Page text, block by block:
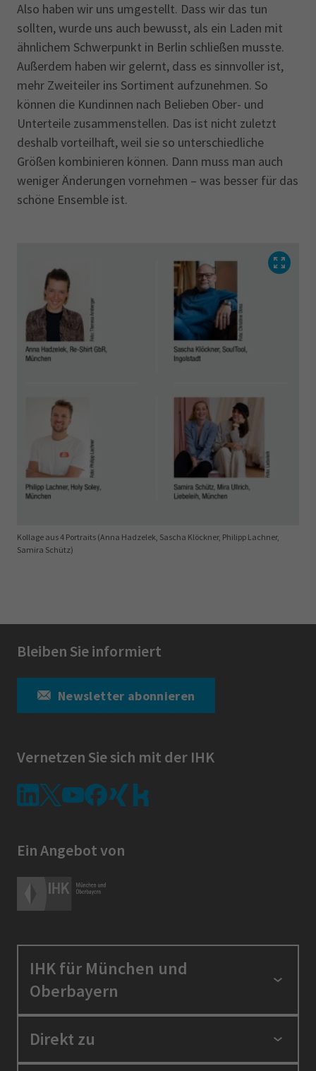
Also haben wir uns umgestellt. Dass wir das tun
sollten, wurde uns auch bewusst, als ein Laden mit
ähnlichem Schwerpunkt in Berlin schließen musste.
Außerdem haben wir gelernt, dass es sinnvoller ist,
mehr Zweiteiler ins Sortiment aufzunehmen. So
können die Kundinnen nach Belieben Ober- und
Unterteile zusammenstellen. Das ist nicht zuletzt
deshalb vorteilhaft, weil sie so unterschiedliche
Größen kombinieren können. Dann muss man auch
weniger Änderungen vornehmen – was besser für das
schöne Ensemble ist.
Kollage aus 4 Portraits (Anna Hadzelek, Sascha Klöckner, Philipp Lachner,
Samira Schütz)
Bleiben Sie informiert
Newsletter abonnieren
Vernetzen Sie sich mit der IHK
Ein Angebot von
IHK für München und
Oberbayern
Standortpolitik
Direkt zu